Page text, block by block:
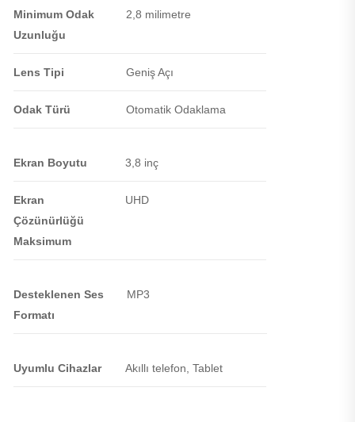
Minimum Odak
Uzunluğu
2,8 milimetre
Lens Tipi Geniş Açı
Odak Türü Otomatik Odaklama
Ekran Boyutu 3,8 inç
Ekran
Çözünürlüğü
Maksimum
UHD
Desteklenen Ses
Formatı
MP3
Uyumlu Cihazlar Akıllı telefon, Tablet